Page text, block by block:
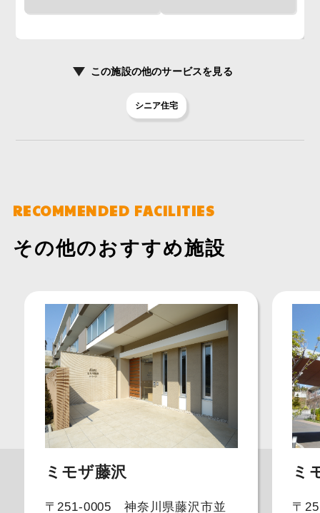
この施設の他のサービスを見る
シニア住宅
RECOMMENDED FACILITIES
その他のおすすめ施設
ミモザ藤沢
〒251-0005 神奈川県藤沢市並
ミ
〒